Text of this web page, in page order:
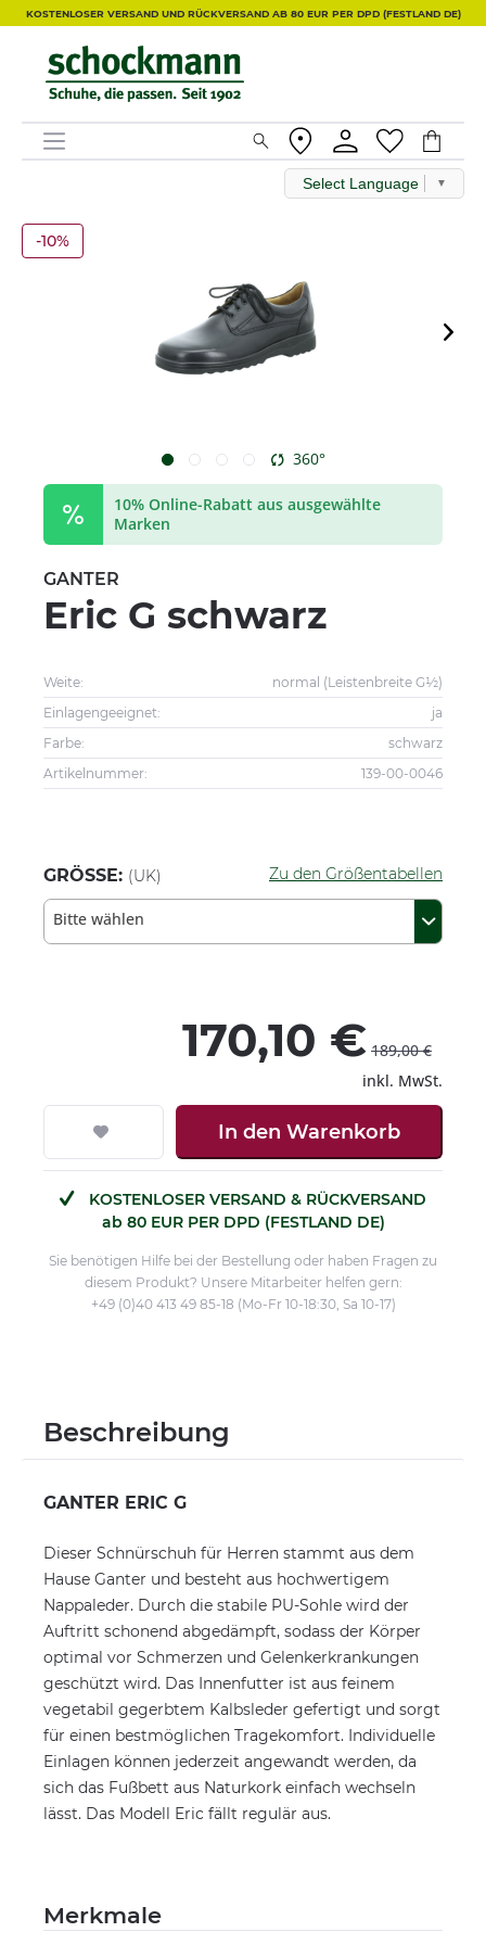
KOSTENLOSER VERSAND UND RÜCKVERSAND AB 80 EUR PER DPD (FESTLAND DE)
Select Language ▼
-10%
360°
10% Online-Rabatt aus ausgewählte
Marken
GANTER
Eric G schwarz
Weite:
normal (Leistenbreite G½)
Einlagengeeignet:
ja
Farbe:
schwarz
Artikelnummer:
139-00-0046
GRÖSSE: (UK) Zu den Größentabellen
Bitte wählen
170,10 € 189,00 €
inkl. MwSt.
In den Warenkorb
KOSTENLOSER VERSAND & RÜCKVERSAND
ab 80 EUR PER DPD (FESTLAND DE)
Sie benötigen Hilfe bei der Bestellung oder haben Fragen zu
diesem Produkt? Unsere Mitarbeiter helfen gern:
+49 (0)40 413 49 85-18 (Mo-Fr 10-18:30, Sa 10-17)
Beschreibung
GANTER ERIC G
Dieser Schnürschuh für Herren stammt aus dem
Hause Ganter und besteht aus hochwertigem
Nappaleder. Durch die stabile PU-Sohle wird der
Auftritt schonend abgedämpft, sodass der Körper
optimal vor Schmerzen und Gelenkerkrankungen
geschützt wird. Das Innenfutter ist aus feinem
vegetabil gegerbtem Kalbsleder gefertigt und sorgt
für einen bestmöglichen Tragekomfort. Individuelle
Einlagen können jederzeit angewandt werden, da
sich das Fußbett aus Naturkork einfach wechseln
lässt. Das Modell Eric fällt regulär aus.
Merkmale